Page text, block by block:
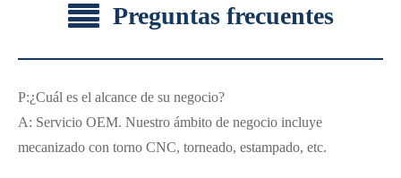
Preguntas frecuentes
P:¿Cuál es el alcance de su negocio?
A: Servicio OEM. Nuestro ámbito de negocio incluye
mecanizado con torno CNC, torneado, estampado, etc.